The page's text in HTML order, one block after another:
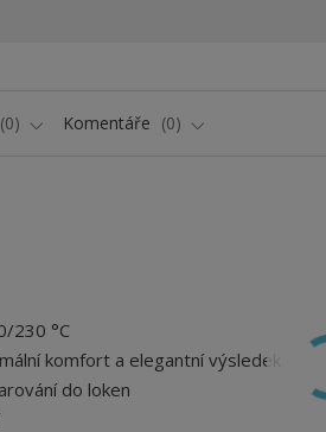
0 Komentáře 0
230 °C
komfort a elegantní výsledek
do loken